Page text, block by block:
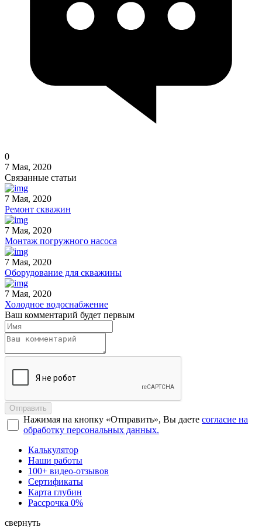
0
7 Мая, 2020
Связанные статьи
7 Мая, 2020
Ремонт скважин
7 Мая, 2020
Монтаж погружного насоса
7 Мая, 2020
Оборудование для скважины
7 Мая, 2020
Холодное водоснабжение
Ваш комментарий будет первым
Отправить
Нажимая на кнопку «Отправить», Вы даете согласие на
обработку персональных данных.
Калькулятор
Наши работы
100+ видео-отзывов
Сертификаты
Карта глубин
Рассрочка 0%
свернуть